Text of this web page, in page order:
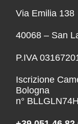
Via Emilia 138
40068 – San
P.IVA
Iscrizione
Bologna
n°